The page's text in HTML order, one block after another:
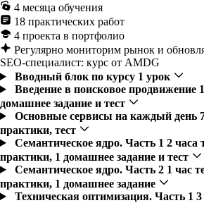
4 месяца обучения
18 практических работ
4 проекта в портфолио
Регулярно мониторим рынок и
SEO-специалист: курс от AMDG
Вводный блок по курсу 1 урок
Введение в поисковое продвижение
домашнее задание и тест
Основные сервисы на каждый день
практики, тест
Семантическое ядро. Часть 1 2 часа
практики, 1 домашнее задание и тест
Семантическое ядро. Часть 2 1 час
практики, 1 домашнее задание
Техническая оптимизация. Часть 1 3